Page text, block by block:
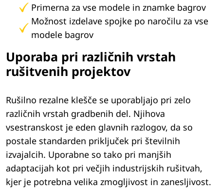
Primerna za vse modele in znamke bagrov
Možnost izdelave spojke po naročilu za vse
modele bagrov
Uporaba pri različnih vrstah
rušitvenih projektov
Rušilno rezalne klešče se uporabljajo pri zelo
različnih vrstah gradbenih del. Njihova
vsestranskost je eden glavnih razlogov, da so
postale standarden priključek pri številnih
izvajalcih. Uporabne so tako pri manjših
adaptacijah kot pri večjih industrijskih rušitvah,
kjer je potrebna velika zmogljivost in zanesljivost.